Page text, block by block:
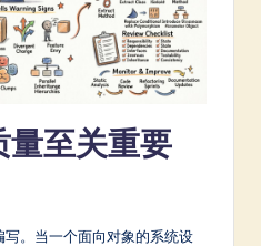
量至关重要
。当一个面向对象的系统设